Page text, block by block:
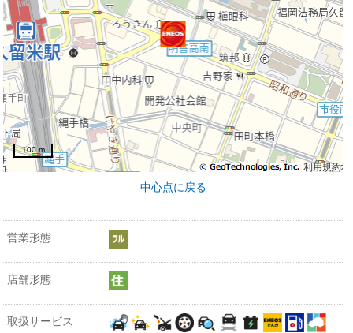
利用規約
100 m
中心点に戻る
営業形態
店舗形態
取扱サービス